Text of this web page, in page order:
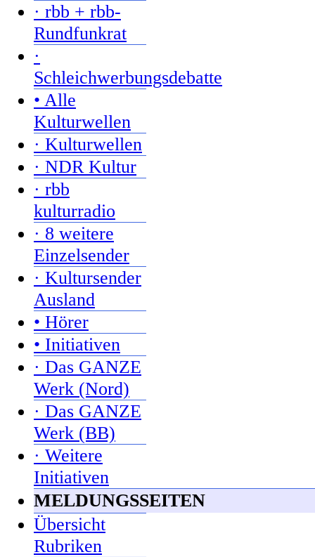
· rbb + rbb-
Rundfunkrat
·
Schleichwerbungsdebatte
• Alle
Kulturwellen
· Kulturwellen
· NDR Kultur
· rbb
kulturradio
· 8 weitere
Einzelsender
· Kultursender
Ausland
• Hörer
• Initiativen
· Das GANZE
Werk (Nord)
· Das GANZE
Werk (BB)
· Weitere
Initiativen
MELDUNGSSEITEN
Übersicht
Rubriken